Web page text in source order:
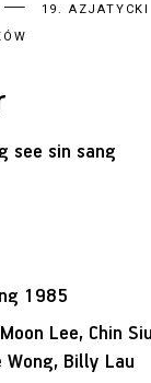
19. AZJATYCKI
see sin sang
1985
Lee, Chin
Wong, Billy Lau